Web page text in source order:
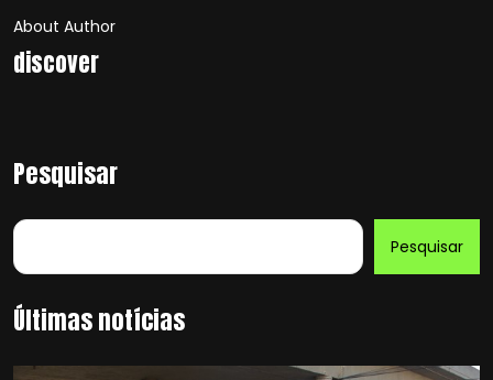
About Author
discover
Pesquisar
Pesquisar
Últimas notícias